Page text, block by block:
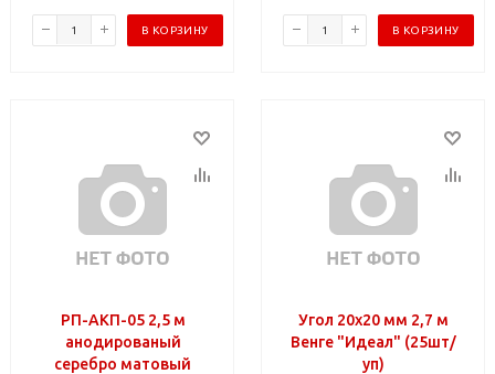
В КОРЗИНУ В КОРЗИНУ
РП-АКП-05 2,5 м
анодированый
серебро матовый
Угол 20х20 мм 2,7 м
Венге "Идеал" (25шт/
уп)